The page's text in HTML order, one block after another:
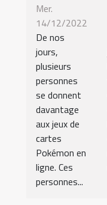
Mer.
14/12/2022
De nos
jours,
plusieurs
personnes
se donnent
davantage
aux jeux de
cartes
Pokémon en
ligne. Ces
personnes...